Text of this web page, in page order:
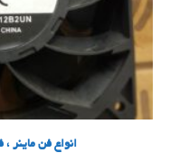
انواع فن ماینر